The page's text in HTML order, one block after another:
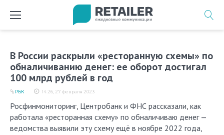
В России раскрыли «ресторанную схемы» по
обналичиванию денег: ее оборот достигал
100 млрд рублей в год
14:26, 27 февраля 2023
РБК
Росфинмониторинг, Центробанк и ФНС рассказали, как
работала «ресторанная схему» по обналичиваю денег —
ведомства выявили эту схему ещё в ноябре 2022 года,